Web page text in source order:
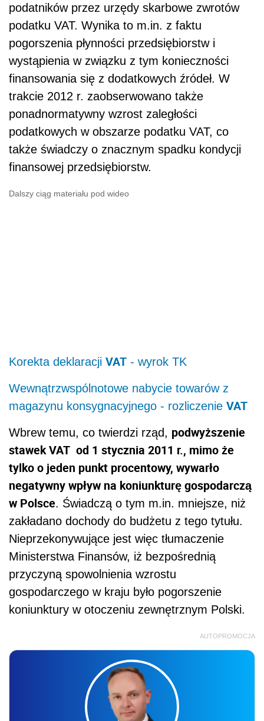
podatników przez urzędy skarbowe zwrotów
podatku VAT. Wynika to m.in. z faktu
pogorszenia płynności przedsiębiorstw i
wystąpienia w związku z tym konieczności
finansowania się z dodatkowych źródeł. W
trakcie 2012 r. zaobserwowano także
ponadnormatywny wzrost zaległości
podatkowych w obszarze podatku VAT, co
także świadczy o znacznym spadku kondycji
finansowej przedsiębiorstw.
Dalszy ciąg materiału pod wideo
Korekta deklaracji VAT - wyrok TK
Wewnątrzwspólnotowe nabycie towarów z
magazynu konsygnacyjnego - rozliczenie VAT
Wbrew temu, co twierdzi rząd, podwyższenie
stawek VAT od 1 stycznia 2011 r., mimo że
tylko o jeden punkt procentowy, wywarło
negatywny wpływ na koniunkturę gospodarczą
w Polsce. Świadczą o tym m.in. mniejsze, niż
zakładano dochody do budżetu z tego tytułu.
Nieprzekonywujące jest więc tłumaczenie
Ministerstwa Finansów, iż bezpośrednią
przyczyną spowolnienia wzrostu
gospodarczego w kraju było pogorszenie
koniunktury w otoczeniu zewnętrznym Polski.
AUTOPROMOCJA